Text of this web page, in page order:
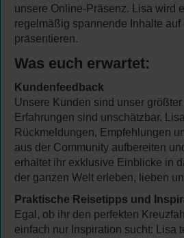
unsere Online-Präsenz. Lisa wird
regelmäßig spannende Inhalte auf
präsentieren.
Was euch erwartet:
Kundenfeedback
Unsere Kunden sind unser
Erfahrungen sind unschätzbar.
Rückmeldungen, Empfehlungen
aus der Community aufbereiten
erhaltet ihr exklusive Einblicke in
der ganzen Welt erleben, lieben
Praktische Reisetipps und
Egal, ob ihr den perfekten
einfach nur Inspiration sucht: Lisa